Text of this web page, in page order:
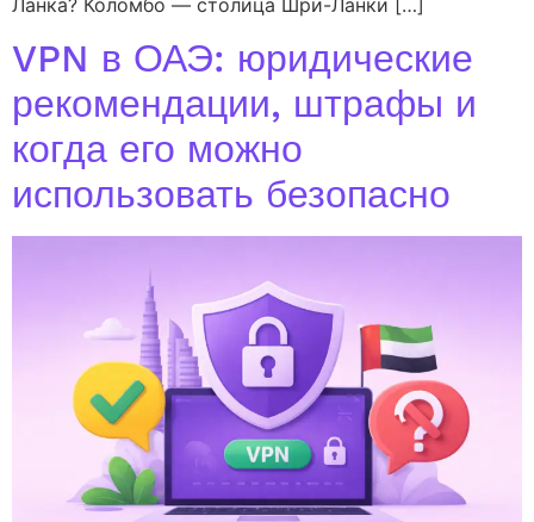
VPN в ОАЭ: юридические
рекомендации, штрафы и
когда его можно
использовать безопасно